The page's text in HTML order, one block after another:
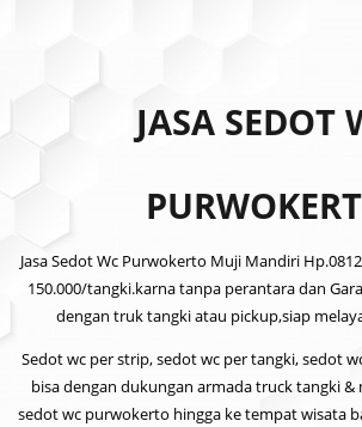
JASA SEDOT
Jasa Sedot Wc Purwokerto Muji Mandiri
150.000/tangki.karna tanpa perantara dan
dengan truk tangki atau pickup,siap
Sedot wc per strip, sedot wc per tangki, sedot
bisa dengan dukungan armada truck tangki
sedot wc purwokerto hingga ke tempat wisata